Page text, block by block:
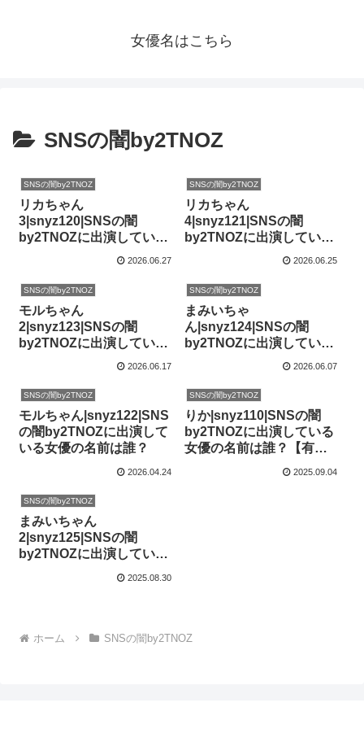
女優名はこちら
SNSの闇by2TNOZ
SNSの闇by2TNOZ
リカちゃん
3|snyz120|SNSの闇
by2TNOZに出演している
女優の名前は誰？【有加
2026.06.27
SNSの闇by2TNOZ
リカちゃん
4|snyz121|SNSの闇
by2TNOZに出演している
女優の名前は誰？【有加
2026.06.25
SNSの闇by2TNOZ
モルちゃん
2|snyz123|SNSの闇
by2TNOZに出演している
女優の名前は誰？【如月
2026.06.17
SNSの闇by2TNOZ
まみいちゃ
ん|snyz124|SNSの闇
by2TNOZに出演している
女優の名前は誰？
2026.06.07
SNSの闇by2TNOZ
モルちゃん|snyz122|SNS
の闇by2TNOZに出演して
いる女優の名前は誰？
2026.04.24
SNSの闇by2TNOZ
りか|snyz110|SNSの闇
by2TNOZに出演している
女優の名前は誰？【有加
2025.09.04
SNSの闇by2TNOZ
まみいちゃん
2|snyz125|SNSの闇
by2TNOZに出演している
2025.08.30
ホーム SNSの闇by2TNOZ